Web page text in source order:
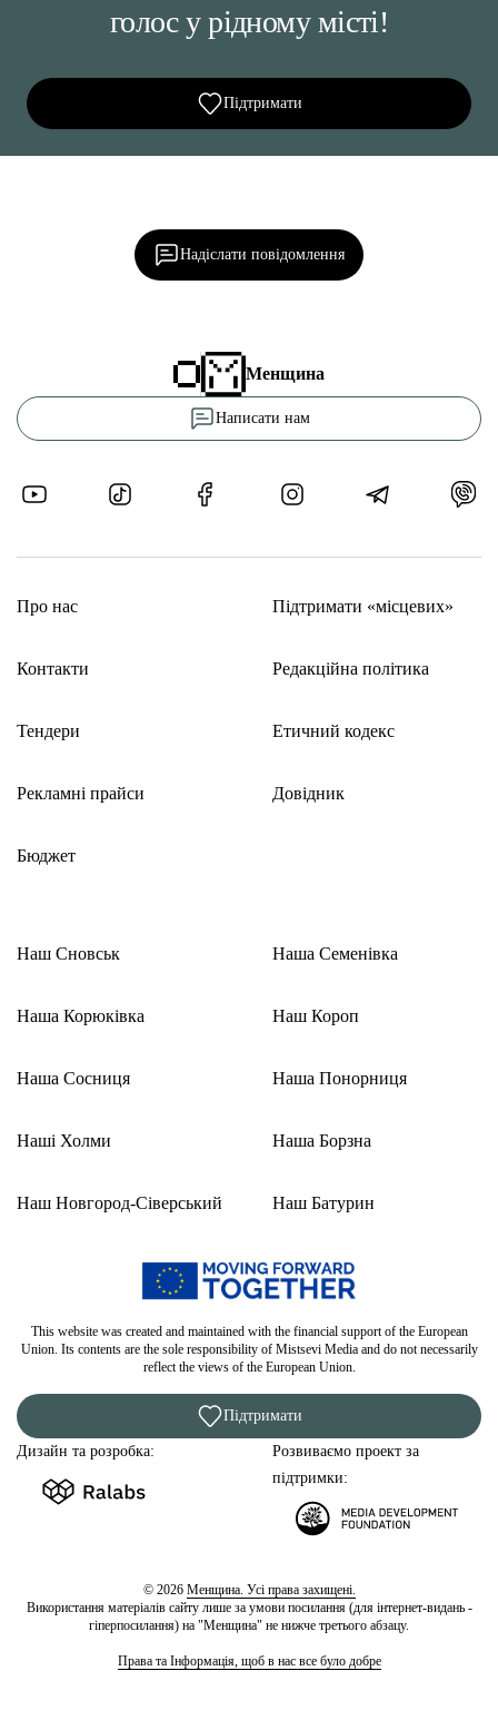
голос у рідному місті!
Підтримати
Надіслати повідомлення
Менщина
Написати нам
Про нас
Контакти
Тендери
Рекламні прайси
Бюджет
Підтримати «місцевих»
Редакційна політика
Етичний кодекс
Довідник
Наш Сновськ
Наша Корюківка
Наша Сосниця
Наші Холми
Наш Новгород-Сіверський
Наша Семенівка
Наш Короп
Наша Понорниця
Наша Борзна
Наш Батурин
This website was created and maintained with the financial support of the European
Union. Its contents are the sole responsibility of Mistsevi Media and do not necessarily
reflect the views of the European Union.
Підтримати
Дизайн та розробка:
Розвиваємо проект за
підтримки:
© 2026 Менщина. Усі права захищені.
Використання матеріалів сайту лише за умови посилання (для інтернет-видань -
гіперпосилання) на "Менщина" не нижче третього абзацу.
Права та Інформація, щоб в нас все було добре